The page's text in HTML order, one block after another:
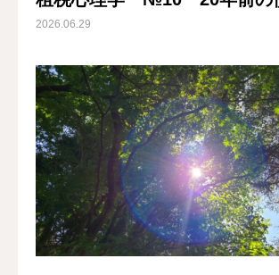
2026.06.29
ホーム
サービスと料金
事務所案内
数字のはなし
お問い合わせ